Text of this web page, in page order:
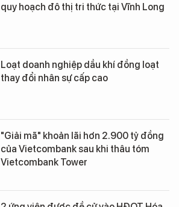
quy hoạch đô thị tri thức tại Vĩnh Long
Loạt doanh nghiệp dầu khí đồng loạt
thay đổi nhân sự cấp cao
"Giải mã" khoản lãi hơn 2.900 tỷ đồng
của Vietcombank sau khi thâu tóm
Vietcombank Tower